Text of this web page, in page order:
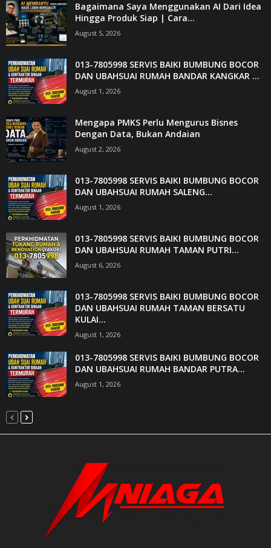
Bagaimana Saya Menggunakan AI Dari Idea
Hingga Produk Siap | Cara...
August 5, 2026
013-7805998 SERVIS BAIKI BUMBUNG BOCOR
DAN UBAHSUAI RUMAH BANDAR KANGKAR ...
August 1, 2026
Mengapa PMKS Perlu Mengurus Bisnes
Dengan Data, Bukan Andaian
August 2, 2026
013-7805998 SERVIS BAIKI BUMBUNG BOCOR
DAN UBAHSUAI RUMAH SALENG...
August 1, 2026
013-7805998 SERVIS BAIKI BUMBUNG BOCOR
DAN UBAHSUAI RUMAH TAMAN PUTRI...
August 6, 2026
013-7805998 SERVIS BAIKI BUMBUNG BOCOR
DAN UBAHSUAI RUMAH TAMAN BERSATU
KULAI...
August 1, 2026
013-7805998 SERVIS BAIKI BUMBUNG BOCOR
DAN UBAHSUAI RUMAH BANDAR PUTRA...
August 1, 2026